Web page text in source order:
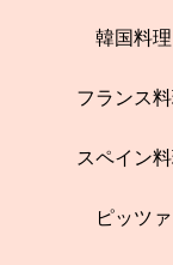
韓国料理
フランス
スペイン
ピッツァ